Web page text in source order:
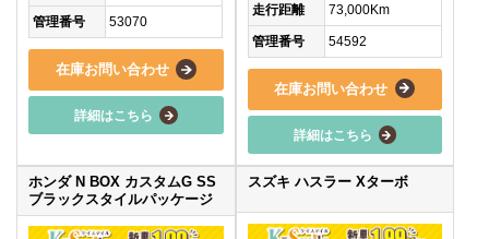
管理番号 53070
在庫お問い合わせ
詳細はこちら
走行距離 73,000Km
管理番号 54592
在庫お問い合わせ
詳細はこちら
ホンダ N BOX カスタムG SS
ブラックスタイルパッケージ
スズキ ハスラー Xターボ